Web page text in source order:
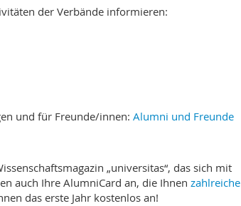
der Verbände informieren:
und für Freunde/innen: Alumni und Freunde
„universitas“, das sich mit
auch Ihre AlumniCard an, die Ihnen zahlreiche
das erste Jahr kostenlos an!